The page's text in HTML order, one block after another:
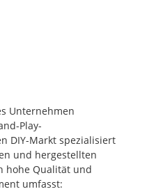
Unternehmen
Play-
DIY-Markt spezialisiert
und hergestellten
hohe Qualität und
umfasst: